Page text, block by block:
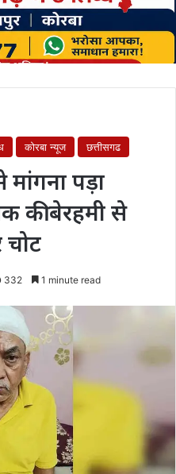
कोरबा न्यूज छत्तीसगढ
पड़ा
की बेरहमी से
चोट
332 1 minute read